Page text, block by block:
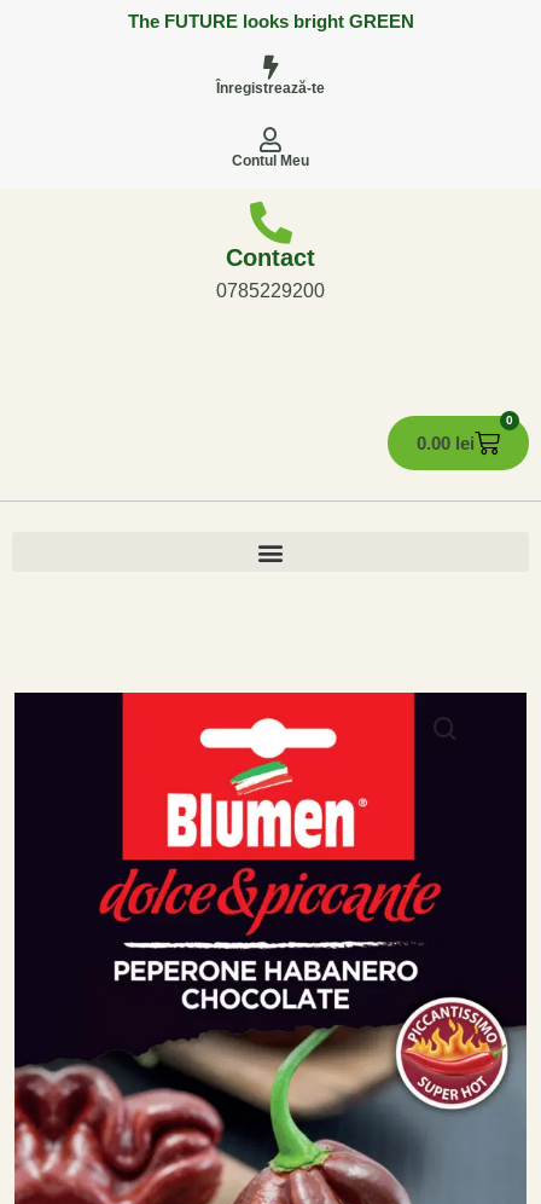
The FUTURE looks bright GREEN
Înregistrează-te
Contul Meu
Contact
0785229200
0.00 lei
0